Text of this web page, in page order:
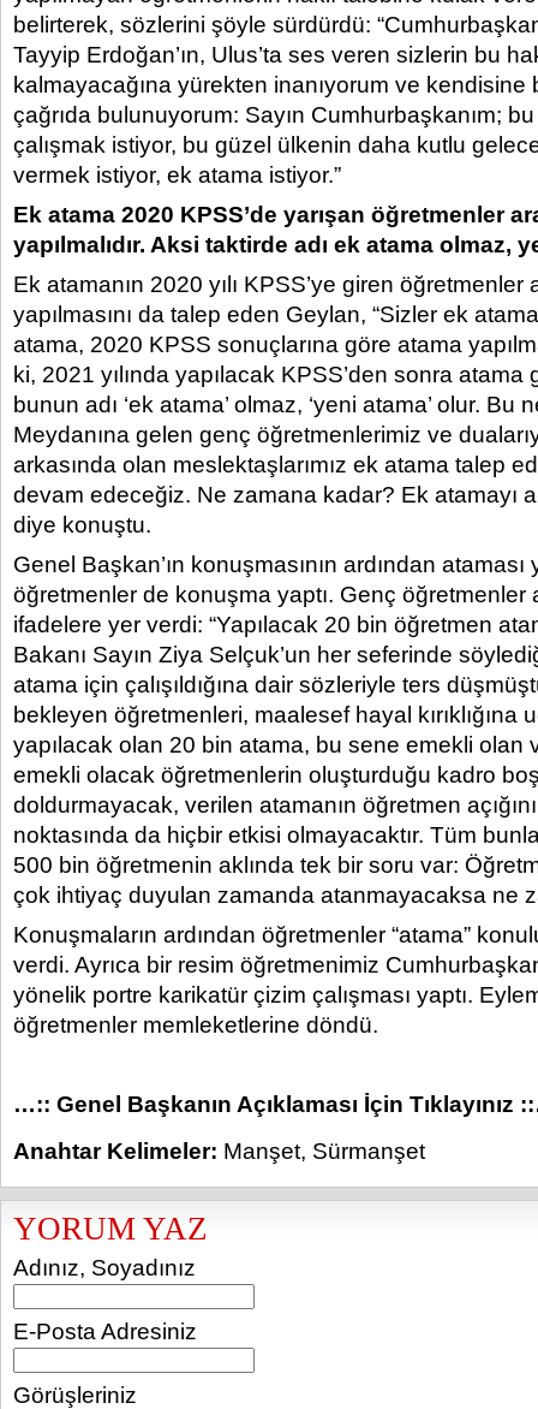
belirterek, sözlerini şöyle sürdürdü:
Tayyip Erdoğan’ın, Ulus’ta ses veren sizlerin bu
kalmayacağına yürekten inanıyorum ve kendisine
çağrıda bulunuyorum: Sayın Cumhurbaşkanım;
çalışmak istiyor, bu güzel ülkenin daha kutlu
vermek istiyor, ek atama istiyor.”
Ek atama 2020 KPSS’de yarışan öğretmenler
yapılmalıdır. Aksi taktirde adı ek atama olmaz,
Ek atamanın 2020 yılı KPSS’ye giren öğretmenler
yapılmasını da talep eden Geylan, “Sizler ek
atama, 2020 KPSS sonuçlarına göre atama
ki, 2021 yılında yapılacak KPSS’den sonra atama
bunun adı ‘ek atama’ olmaz, ‘yeni atama’ olur.
Meydanına gelen genç öğretmenlerimiz ve
arkasında olan meslektaşlarımız ek atama talep
devam edeceğiz. Ne zamana kadar? Ek atamayı
diye konuştu.
Genel Başkan’ın konuşmasının ardından ataması
öğretmenler de konuşma yaptı. Genç öğretmenler
ifadelere yer verdi: “Yapılacak 20 bin öğretmen
Bakanı Sayın Ziya Selçuk’un her seferinde
atama için çalışıldığına dair sözleriyle ters
bekleyen öğretmenleri, maalesef hayal kırıklığına
yapılacak olan 20 bin atama, bu sene emekli olan
emekli olacak öğretmenlerin oluşturduğu kadro
doldurmayacak, verilen atamanın öğretmen
noktasında da hiçbir etkisi olmayacaktır. Tüm
500 bin öğretmenin aklında tek bir soru var:
çok ihtiyaç duyulan zamanda atanmayacaksa ne
Konuşmaların ardından öğretmenler “atama”
verdi. Ayrıca bir resim öğretmenimiz
yönelik portre karikatür çizim çalışması yaptı.
öğretmenler memleketlerine döndü.
…:: Genel Başkanın Açıklaması İçin Tıklayınız
Anahtar Kelimeler: Manşet, Sürmanşet
YORUM YAZ
Adınız, Soyadınız
E-Posta Adresiniz
Görüşleriniz